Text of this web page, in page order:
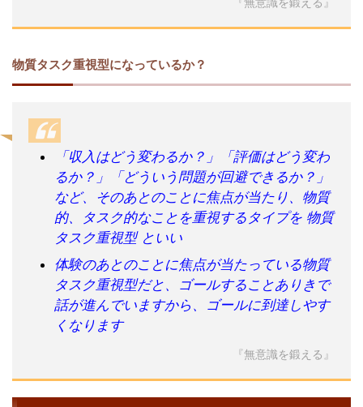
物質タスク重視型になっているか？
「収入はどう変わるか？」「評価はどう変わ
るか？」「どういう問題が回避できるか？」
など、そのあとのことに焦点が当たり、物質
的、タスク的なことを重視するタイプを 物質
タスク重視型 といい
体験のあとのことに焦点が当たっている物質
タスク重視型だと、ゴールすることありきで
話が進んでいますから、ゴールに到達しやす
くなります
『無意識を鍛える』